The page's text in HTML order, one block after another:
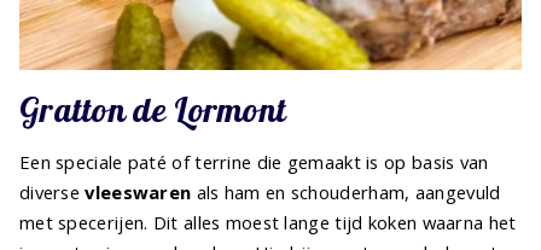
Gratton de Lormont
Een speciale paté of terrine die gemaakt is op basis van
diversevleeswaren als ham en schouderham, aangevuld
met specerijen. Dit alles moest lange tijd koken waarna het